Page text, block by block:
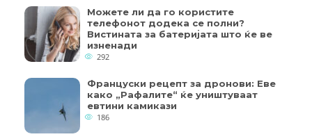
Можете ли да го користите
телефонот додека се полни?
Вистината за батеријата што ќе ве
изненади
292
Француски рецепт за дронови: Еве
како „Рафалите“ ќе уништуваат
евтини камикази
186